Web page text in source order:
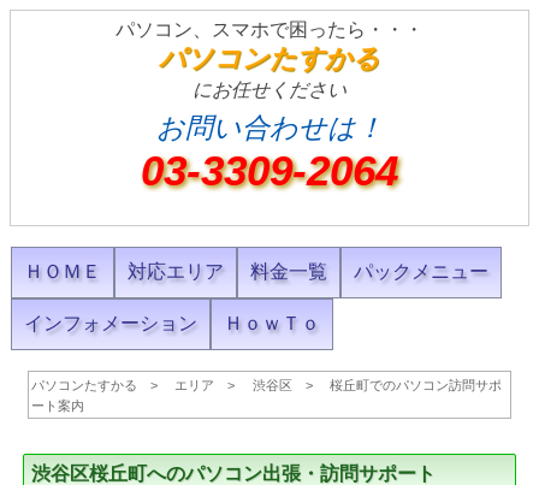
パソコン、スマホで困ったら・・・
パソコンたすかる
にお任せください
お問い合わせは！
03-3309-2064
ＨＯＭＥ 対応エリア 料金一覧 パックメニュー
インフォメーション ＨｏｗＴｏ
パソコンたすかる エリア 渋谷区
桜丘町でのパソコン訪問サポ
ート案内
渋谷区桜丘町へのパソコン出張・訪問サポート